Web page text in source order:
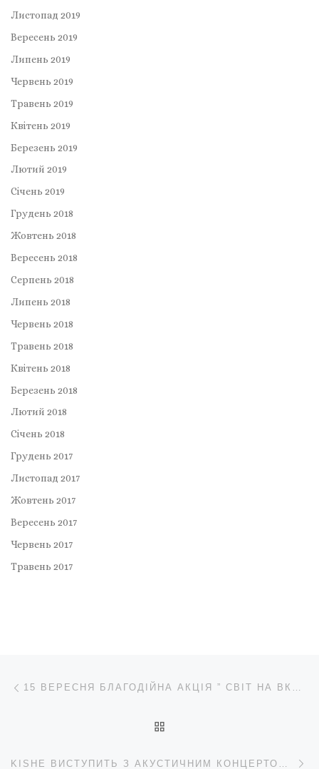
Листопад 2019
Вересень 2019
Липень 2019
Червень 2019
Травень 2019
Квітень 2019
Березень 2019
Лютий 2019
Січень 2019
Грудень 2018
Жовтень 2018
Вересень 2018
Серпень 2018
Липень 2018
Червень 2018
Травень 2018
Квітень 2018
Березень 2018
Лютий 2018
Січень 2018
Грудень 2017
Листопад 2017
Жовтень 2017
Вересень 2017
Червень 2017
Травень 2017
Навігація записів